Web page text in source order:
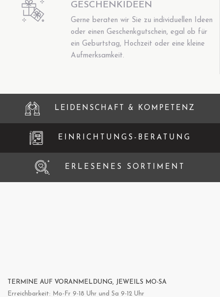
GESCHENKIDEEN
Gerne beraten wir Sie zu individuellen Ideen
oder einen Geschenkgutschein, egal ob für
ein Geburtstag, Hochzeit oder eine kleine
Aufmerksamkeit.
LEIDENSCHAFT & KOMPETENZ
EINRICHTUNGS-BERATUNG
ERLESENES SORTIMENT
TERMINE AUF VORANMELDUNG, JEWEILS MO-SA
Erreichbarkeit: Mo-Fr 9-18 Uhr und Sa 9-12 Uhr